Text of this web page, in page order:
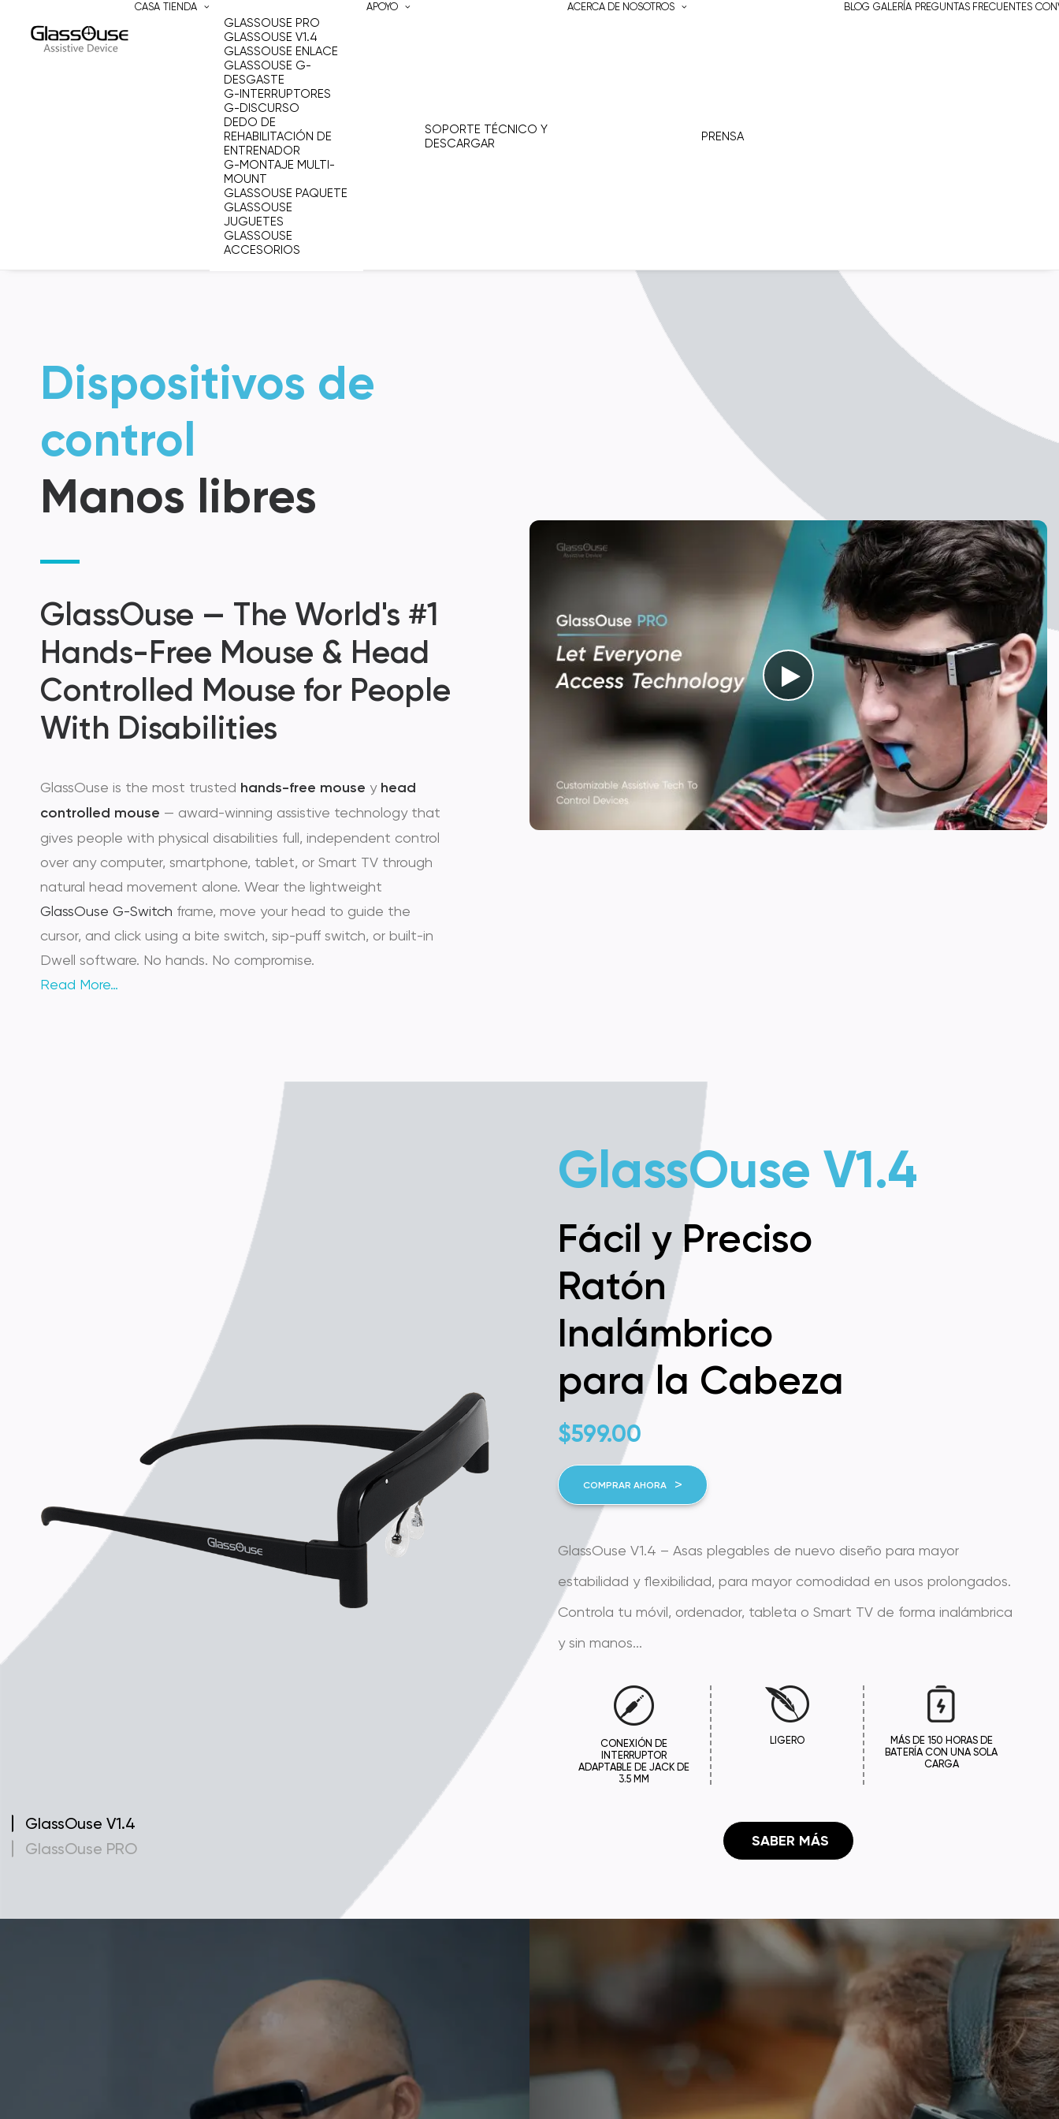
CASA TIENDA
GLASSOUSE PRO
GLASSOUSE V1.4
GLASSOUSE ENLACE
GLASSOUSE G-
DESGASTE
G-INTERRUPTORES
G-DISCURSO
DEDO DE
REHABILITACIÓN DE
ENTRENADOR
G-MONTAJE MULTI-
MOUNT
GLASSOUSE PAQUETE
GLASSOUSE
JUGUETES
GLASSOUSE
ACCESORIOS
APOYO
SOPORTE TÉCNICO Y
DESCARGAR
ACERCA DE NOSOTROS
PRENSA
BLOG GALERÍA PREGUNTAS FRECUENTES
Dispositivos de
control
Manos libres
GlassOuse — The World's #1
Hands-Free Mouse & Head
Controlled Mouse for People
With Disabilities
GlassOuse is the most trusted hands-free mouse y head
controlled mouse — award-winning assistive technology that
gives people with physical disabilities full, independent control
over any computer, smartphone, tablet, or Smart TV through
natural head movement alone. Wear the lightweight
GlassOuse G-Switch frame, move your head to guide the
cursor, and click using a bite switch, sip-puff switch, or built-in
Dwell software. No hands. No compromise.
Read More…
GlassOuse V1.4
Fácil y Preciso
Ratón
Inalámbrico
para la Cabeza
$ 599.00
COMPRAR AHORA
GlassOuse V1.4 – Asas plegables de nuevo diseño para mayor
estabilidad y flexibilidad, para mayor comodidad en usos prolongados.
Controla tu móvil, ordenador, tableta o Smart TV de forma inalámbrica
CONEXIÓN DE
INTERRUPTOR
ADAPTABLE DE JACK DE
3.5 MM
LIGERO
MÁS DE 150 HORAS DE
BATERÍA CON UNA SOLA
CARGA
SABER MÁS
GlassOuse PRO
Dispositivo
pequeño,
GlassOuse V1.4
GlassOuse PRO